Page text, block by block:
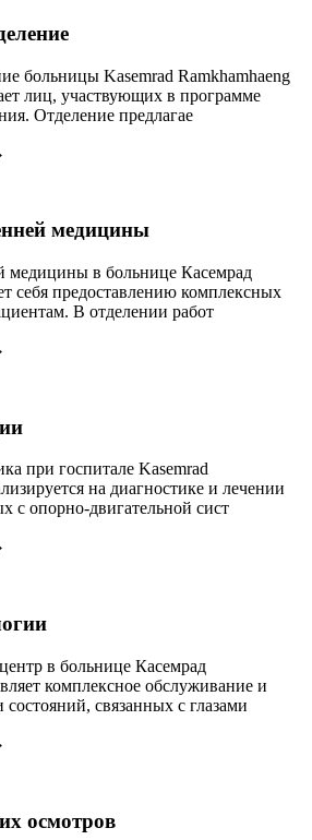
больницы Kasemrad Ramkhamhaeng
лиц, участвующих в программе
Отделение предлагае
медицины
медицины в больнице Касемрад
себя предоставлению комплексных
В отделении работ
при госпитале Kasemrad
на диагностике и лечении
с опорно-двигательной сист
в больнице Касемрад
комплексное обслуживание и
состояний, связанных с глазами
осмотров